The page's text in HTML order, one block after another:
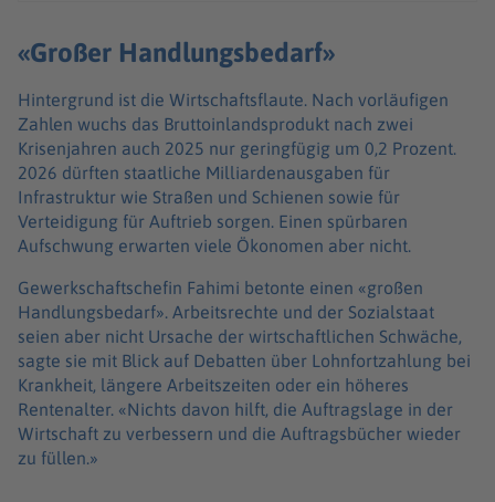
«Großer Handlungsbedarf»
Hintergrund ist die Wirtschaftsflaute. Nach vorläufigen
Zahlen wuchs das Bruttoinlandsprodukt nach zwei
Krisenjahren auch 2025 nur geringfügig um 0,2 Prozent.
2026 dürften staatliche Milliardenausgaben für
Infrastruktur wie Straßen und Schienen sowie für
Verteidigung für Auftrieb sorgen. Einen spürbaren
Aufschwung erwarten viele Ökonomen aber nicht.
Gewerkschaftschefin Fahimi betonte einen «großen
Handlungsbedarf». Arbeitsrechte und der Sozialstaat
seien aber nicht Ursache der wirtschaftlichen Schwäche,
sagte sie mit Blick auf Debatten über Lohnfortzahlung bei
Krankheit, längere Arbeitszeiten oder ein höheres
Rentenalter. «Nichts davon hilft, die Auftragslage in der
Wirtschaft zu verbessern und die Auftragsbücher wieder
zu füllen.»